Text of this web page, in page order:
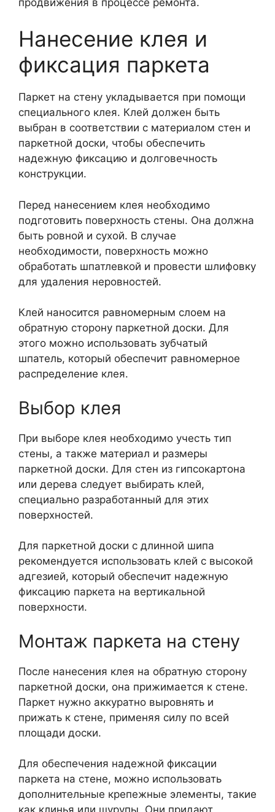
Нанесение клея и
фиксация паркета
Паркет на стену укладывается при помощи
специального клея. Клей должен быть
выбран в соответствии с материалом стен и
паркетной доски, чтобы обеспечить
надежную фиксацию и долговечность
конструкции.
Перед нанесением клея необходимо
подготовить поверхность стены. Она должна
быть ровной и сухой. В случае
необходимости, поверхность можно
обработать шпатлевкой и провести шлифовку
для удаления неровностей.
Клей наносится равномерным слоем на
обратную сторону паркетной доски. Для
этого можно использовать зубчатый
шпатель, который обеспечит равномерное
распределение клея.
Выбор клея
При выборе клея необходимо учесть тип
стены, а также материал и размеры
паркетной доски. Для стен из гипсокартона
или дерева следует выбирать клей,
специально разработанный для этих
поверхностей.
Для паркетной доски с длинной шипа
рекомендуется использовать клей с высокой
адгезией, который обеспечит надежную
фиксацию паркета на вертикальной
поверхности.
Монтаж паркета на стену
После нанесения клея на обратную сторону
паркетной доски, она прижимается к стене.
Паркет нужно аккуратно выровнять и
прижать к стене, применяя силу по всей
площади доски.
Для обеспечения надежной фиксации
паркета на стене, можно использовать
дополнительные крепежные элементы, такие
как клинья или шурупы. Они придают